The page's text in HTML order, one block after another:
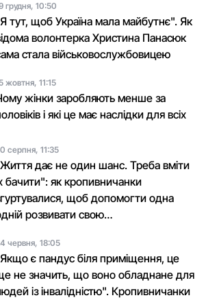
грудня, 10:50
тут, щоб Україна мала майбутнє". Як
волонтерка Христина Панасюк
стала військовослужбовицею
жовтня, 11:15
жінки заробляють менше за
і які це має наслідки для всіх
серпня, 11:35
дає не один шанс. Треба вміти
бачити": як кропивничанки
щоб допомогти одна
розвивати свою…
червня, 18:05
є пандус біля приміщення, це
не значить, що воно обладнане для
із інвалідністю". Кропивничанки